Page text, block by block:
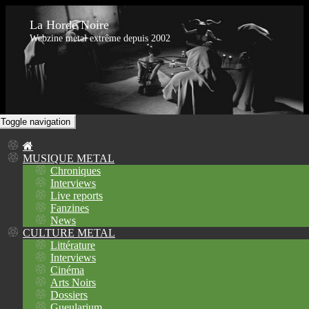
La Horde Noire
Webzine metal extrême depuis 2002
Toggle navigation
MUSIQUE METAL
Chroniques
Interviews
Live reports
Fanzines
News
CULTURE METAL
Littérature
Interviews
Cinéma
Arts Noirs
Dossiers